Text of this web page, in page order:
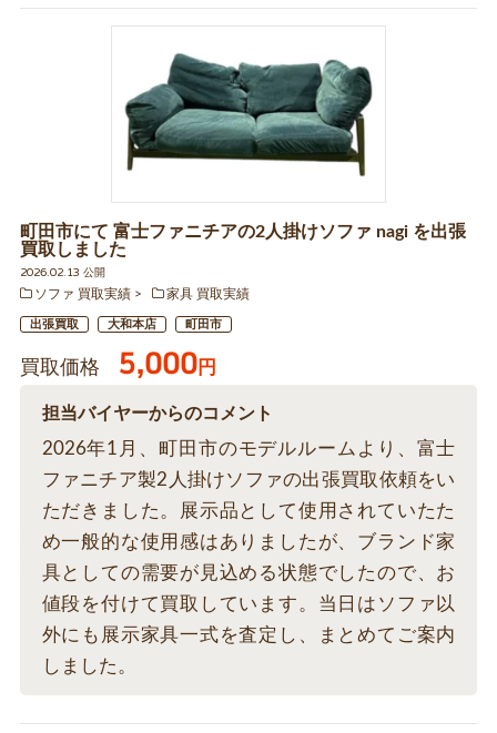
町田市にて 富士ファニチアの2人掛けソファ nagi を出張
買取しました
2026.02.13 公開
ソファ 買取実績
家具 買取実績
出張買取 大和本店 町田市
買取価格 5,000円
担当バイヤーからのコメント
2026年1月、町田市のモデルルームより、富士
ファニチア製2人掛けソファの出張買取依頼をい
ただきました。展示品として使用されていたた
め一般的な使用感はありましたが、ブランド家
具としての需要が見込める状態でしたので、お
値段を付けて買取しています。当日はソファ以
外にも展示家具一式を査定し、まとめてご案内
しました。